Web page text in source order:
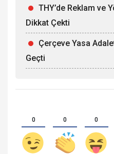
THY’de Reklam ve
Dikkat Çekti
Çerçeve Yasa
Geçti
0 0 0